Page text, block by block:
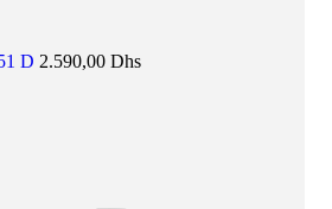
D 2.590,00 Dhs